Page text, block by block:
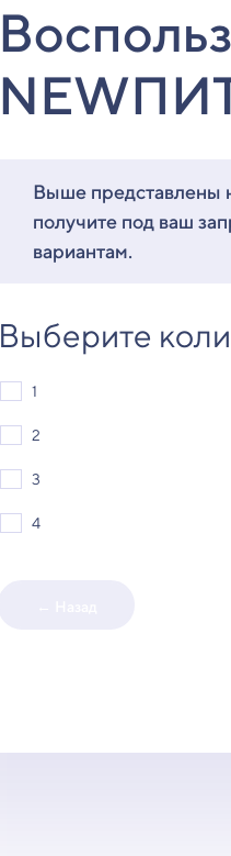
Выше представлены
получите под ваш
вариантам.
Выберите
1
2
3
4